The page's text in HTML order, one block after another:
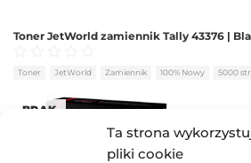
Ta strona
pliki cookie
BRAK
Toner JetWorld zamiennik Tally 43376 |
Oceniono na
Toner JetWorld Zamiennik 100% Nowy 5000 str.